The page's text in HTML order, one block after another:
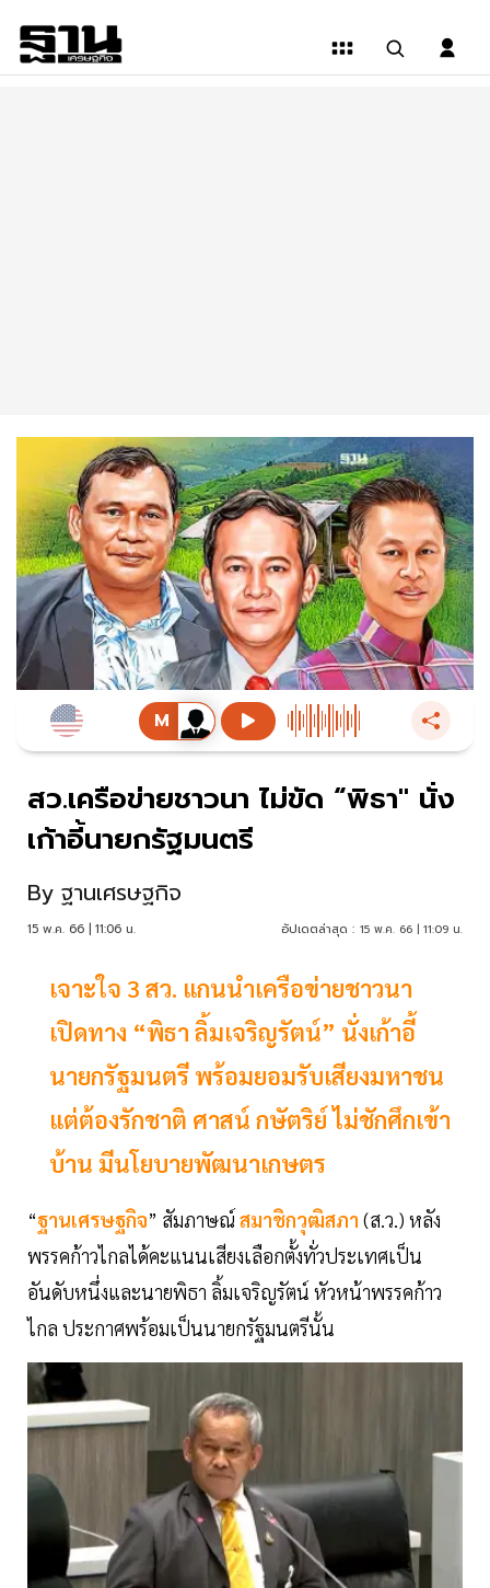
สว.เครือข่ายชาวนา ไม่ขัด “พิธา" นั่ง
เก้าอี้นายกรัฐมนตรี
By ฐานเศรษฐกิจ
15 พ.ค. 66 | 11:06 น. อัปเดตล่าสุด : 15 พ.ค. 66 | 11:09 น.
เจาะใจ 3 สว. แกนนำเครือข่ายชาวนา
เปิดทาง “พิธา ลิ้มเจริญรัตน์” นั่งเก้าอี้
นายกรัฐมนตรี พร้อมยอมรับเสียงมหาชน
แต่ต้องรักชาติ ศาสน์ กษัตริย์ ไม่ชักศึกเข้า
บ้าน มีนโยบายพัฒนาเกษตร
“ฐานเศรษฐกิจ” สัมภาษณ์ สมาชิกวุฒิสภา (ส.ว.) หลัง
พรรคก้าวไกลได้คะแนนเสียงเลือกตั้งทั่วประเทศเป็น
อันดับหนึ่งและนายพิธา ลิ้มเจริญรัตน์ หัวหน้าพรรคก้าว
ไกล ประกาศพร้อมเป็นนายกรัฐมนตรีนั้น